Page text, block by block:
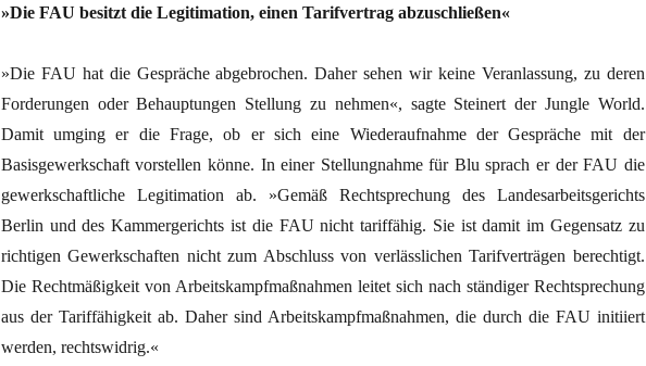
»Die FAU besitzt die Legitimation, einen Tarifvertrag abzuschließen«
»Die FAU hat die Gespräche abgebrochen. Daher sehen wir keine Veranlassung, zu deren
Forderungen oder Behauptungen Stellung zu nehmen«, sagte Steinert der Jungle World.
Damit umging er die Frage, ob er sich eine Wiederaufnahme der Gespräche mit der
Basisgewerkschaft vorstellen könne. In einer Stellungnahme für Blu sprach er der FAU die
gewerkschaftliche Legitimation ab. »Gemäß Rechtsprechung des Landesarbeitsgerichts
Berlin und des Kammergerichts ist die FAU nicht tariffähig. Sie ist damit im Gegensatz zu
richtigen Gewerkschaften nicht zum Abschluss von verlässlichen Tarifverträgen berechtigt.
Die Rechtmäßigkeit von Arbeitskampfmaßnahmen leitet sich nach ständiger Rechtsprechung
aus der Tariffähigkeit ab. Daher sind Arbeitskampfmaßnahmen, die durch die FAU initiiert
werden, rechtswidrig.«